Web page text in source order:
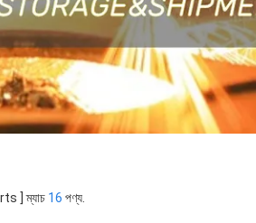
] ম্যাচ 16 পণ্য.